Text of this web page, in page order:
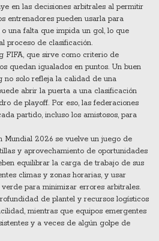
en las decisiones arbitrales al permitir
entrenadores pueden usarla para
una falta que impida un gol, lo que
proceso de clasificación.
FIFA, que sirve como criterio de
quedan igualados en puntos. Un buen
no solo refleja la calidad de una
abrir la puerta a una clasificación
de playoff. Por eso, las federaciones
partido, incluso los amistosos, para
Mundial 2026 se vuelve un juego de
y aprovechamiento de oportunidades
equilibrar la carga de trabajo de sus
climas y zonas horarias, y usar
para minimizar errores arbitrales.
de plantel y recursos logísticos
mientras que equipos emergentes
y a veces de algún golpe de